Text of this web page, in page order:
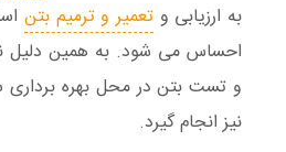
به ارزیابی وتعمیر و ترمیم بتن
احساس می شود. به همین دلیل
و تست بتن در محل بهره برداری
نیز انجام گیرد.